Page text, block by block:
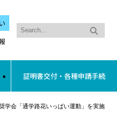
証明書交付・各種申請手続
学会「通学路花いっぱい運動」を実施